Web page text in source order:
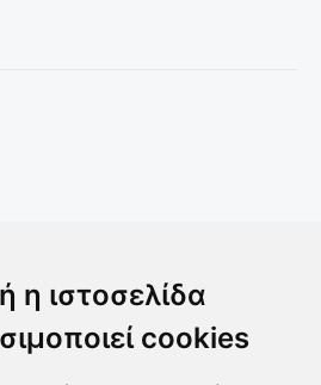
η ιστοσελίδα
cookies